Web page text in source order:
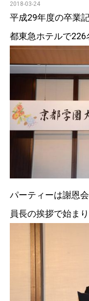
2018-03-24
平成29年度の卒業
都東急ホテルで226
パーティーは謝恩
員長の挨拶で始まり